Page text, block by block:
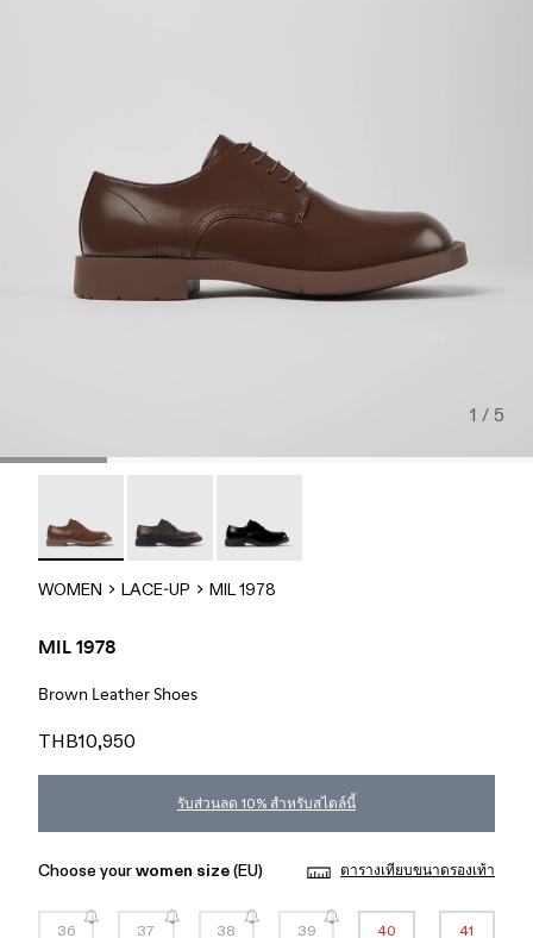
1 / 5
WOMEN LACE-UP MIL 1978
MIL 1978
Brown Leather Shoes
THB10,950
รับส่วนลด 10% สำหรับสไตล์นี้
Choose yourwomen size(EU) ตารางเทียบขนาดรองเท้า
36 37 38 39 40 41